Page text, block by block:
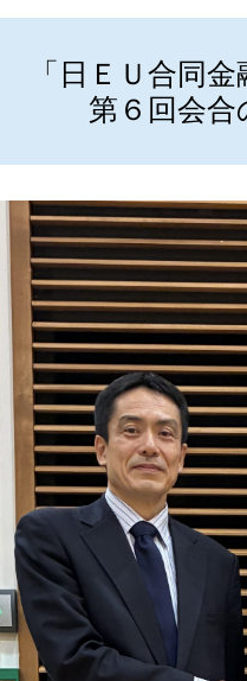
「日ＥＵ合同
第６回会合